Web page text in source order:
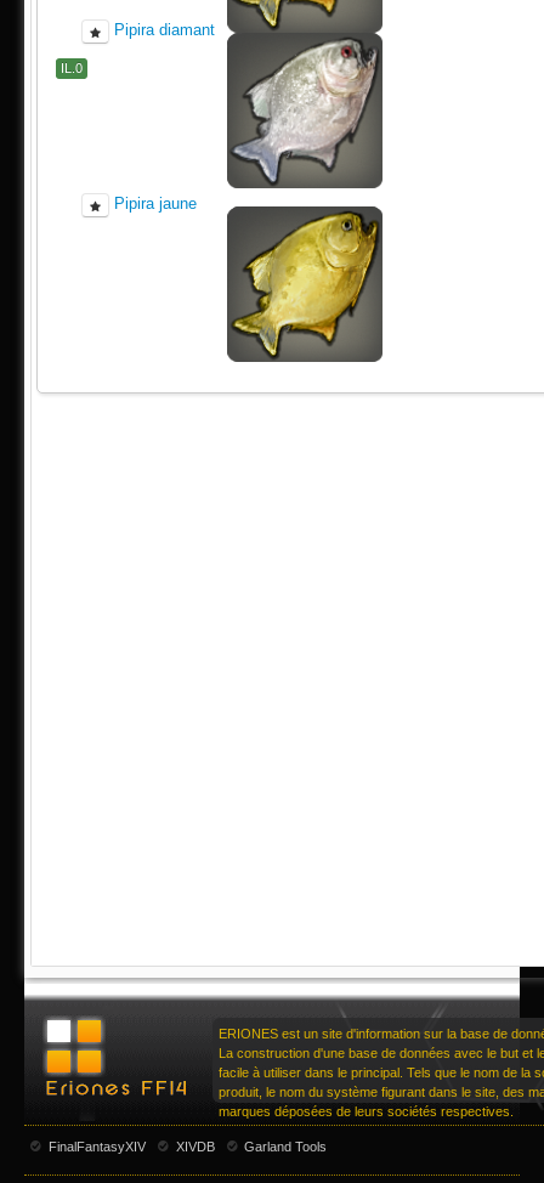
Pipira diamant
IL.0
Pipira jaune
ERIONES est un site d'information sur la base de
La construction d'une base de données avec le but et
facile à utiliser dans le principal. Tels que le nom de la
produit, le nom du système figurant dans le site, des
marques déposées de leurs sociétés respectives.
FinalFantasyXIV XIVDB Garland Tools